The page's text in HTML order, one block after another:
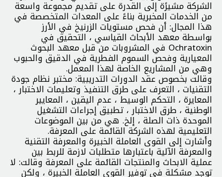
الشركة مشيرًة إلى القدرة على تقديم مجموعة واسعة
من الخدمات المخبرية بناءً على المعدات المتخصصة في
هذا المجال: أن فحص مستويات الزرنيخ في الأرز
بواسطة معهد الأبحاث القياسي ، التحقيق في
Ochratoxin في المشروبات من قبل معهد البحوث
المعيارية وفحص السموم الفطرية في الدقيق والحبوب
وهي من المشاريع الخاصة لهذا المعمل.
وقالت بخصوص عقد الدورات التدريبية: مختبر نظام جودة
التقنيات ، التعرف على طرق التنفيذ وتعليمات الاختبار ،
المعايرة ، التحكم الوسيط ، عدم اليقين ، المعايير
الوطنية ، طرق الاختبار ، تطبيق إجراءات التشغيل
الموحدة ذات الصلة ، إلخ. هي من بين الموضوعات
التعليمية لهذه الشركة القائمة على المعرفة.
وأشارت إلى القوى العاملة الخبيرة والمعرفة التقنية
والمعرفة الآلية باعتبارها متطلبات لازمة للربط بين
عملية الابحاث والمنتجات القائمة على المعرفة وقالت: لا
توجد مشكلة في توفير القوى العاملة الخبيرة ، ولكن